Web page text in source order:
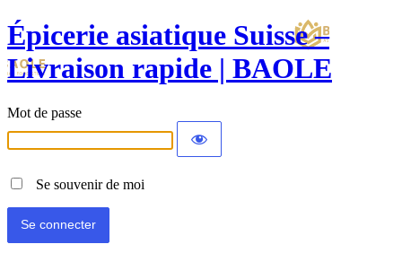
Épicerie asiatique Suisse –
Livraison rapide | BAOLE
Mot de passe
Se souvenir de moi